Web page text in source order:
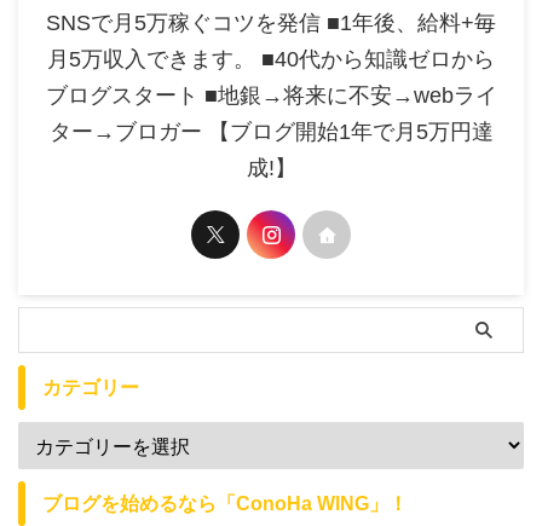
SNSで月5万稼ぐコツを発信 ■1年後、給料+毎
月5万収入できます。 ■40代から知識ゼロから
ブログスタート ■地銀→将来に不安→webライ
ター→ブロガー 【ブログ開始1年で月5万円達
成!】
カテゴリー
ブログを始めるなら「ConoHa WING」！